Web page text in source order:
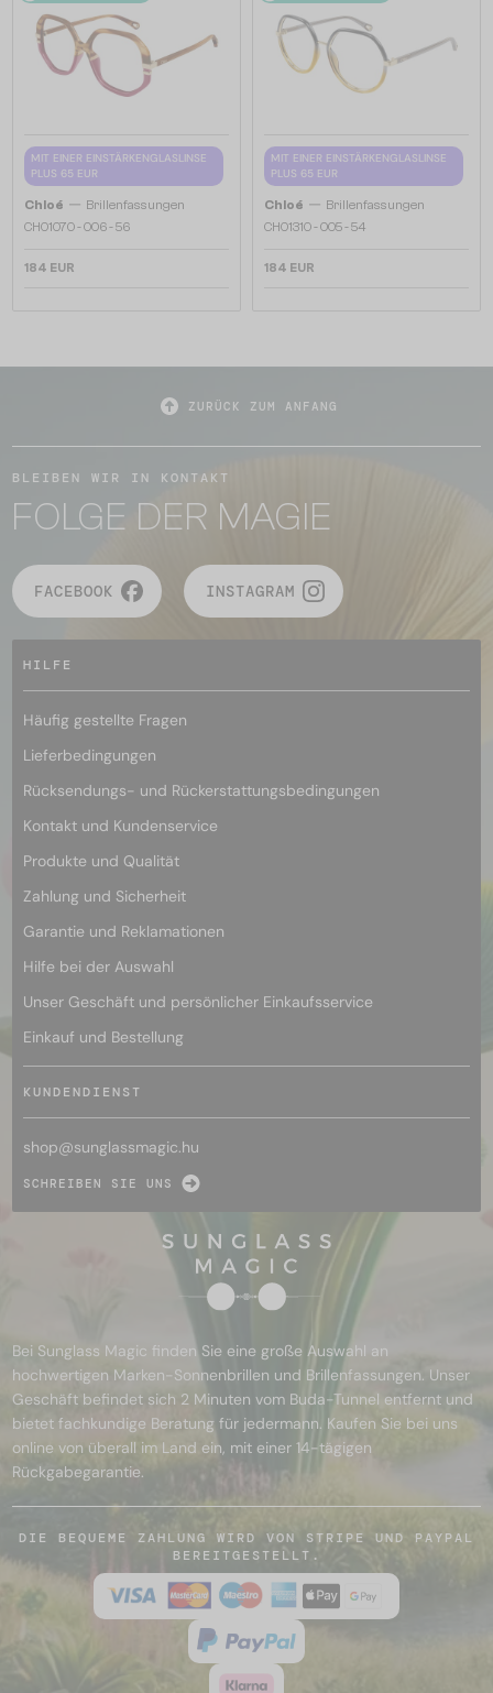
MIT EINER EINSTÄRKENGLASLINSE
PLUS 65 EUR
Chloé — Brillenfassungen
CH0107O - 006 - 56
184 EUR
MIT EINER EINSTÄRKENGLASLINSE
PLUS 65 EUR
Chloé — Brillenfassungen
CH0131O - 005 - 54
184 EUR
ZURÜCK ZUM ANFANG
BLEIBEN WIR IN KONTAKT
FOLGE DER MAGIE
FACEBOOK INSTAGRAM
HILFE
Häufig gestellte Fragen
Lieferbedingungen
Rücksendungs- und Rückerstattungsbedingungen
Kontakt und Kundenservice
Produkte und Qualität
Zahlung und Sicherheit
Garantie und Reklamationen
Hilfe bei der Auswahl
Unser Geschäft und persönlicher Einkaufsservice
Einkauf und Bestellung
KUNDENDIENST
shop@sunglassmagic.hu
SCHREIBEN SIE UNS
Bei Sunglass Magic finden Sie eine große Auswahl an
hochwertigen Marken-Sonnenbrillen und Brillenfassungen. Unser
Geschäft befindet sich 2 Minuten vom Buda-Tunnel entfernt und
bietet fachkundige Beratung für jedermann. Kaufen Sie bei uns
online von überall im Land ein, mit einer 14-tägigen
Rückgabegarantie.
DIE BEQUEME ZAHLUNG WIRD VON STRIPE UND PAYPAL
BEREITGESTELLT.